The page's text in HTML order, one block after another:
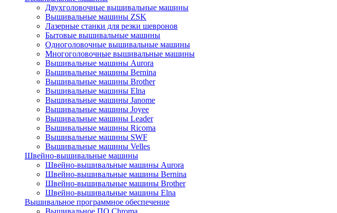
Двухголовочные вышивальные машины
Вышивальные машины ZSK
Лазерные станки для резки шевронов
Бытовые вышивальные машины
Одноголовочные вышивальные машины
Многоголовочные вышивальные машины
Вышивальные машины Aurora
Вышивальные машины Bernina
Вышивальные машины Brother
Вышивальные машины Elna
Вышивальные машины Janome
Вышивальные машины Joyee
Вышивальные машины Leader
Вышивальные машины Ricoma
Вышивальные машины SWF
Вышивальные машины Velles
Швейно-вышивальные машины
Швейно-вышивальные машины Aurora
Швейно-вышивальные машины Bernina
Швейно-вышивальные машины Brother
Швейно-вышивальные машины Elna
Вышивальное программное обеспечение
Вышивальное ПО Chroma